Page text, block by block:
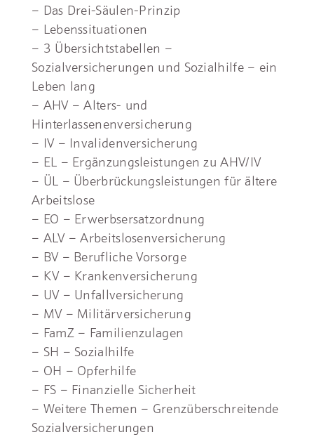
– Das Drei-Säulen-Prinzip
– Lebenssituationen
– 3 Übersichtstabellen –
Sozialversicherungen und Sozialhilfe – ein
Leben lang
– AHV – Alters- und
Hinterlassenenversicherung
– IV – Invalidenversicherung
– EL – Ergänzungsleistungen zu AHV/IV
– ÜL – Überbrückungsleistungen für ältere
Arbeitslose
– EO – Erwerbsersatzordnung
– ALV – Arbeitslosenversicherung
– BV – Berufliche Vorsorge
– KV – Krankenversicherung
– UV – Unfallversicherung
– MV – Militärversicherung
– FamZ – Familienzulagen
– SH – Sozialhilfe
– OH – Opferhilfe
– FS – Finanzielle Sicherheit
– Weitere Themen – Grenzüberschreitende
Sozialversicherungen